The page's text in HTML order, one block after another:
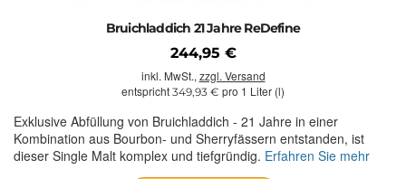
Bruichladdich 21 Jahre ReDefine
244,95 €
inkl. MwSt., zzgl. Versand
entspricht 349,93 € pro 1 Liter (l)
Exklusive Abfüllung von Bruichladdich - 21 Jahre in einer
Kombination aus Bourbon- und Sherryfässern entstanden, ist
dieser Single Malt komplex und tiefgründig. Erfahren Sie mehr